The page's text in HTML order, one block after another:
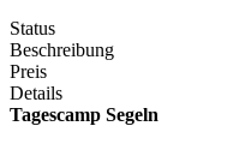
Status
Beschreibung
Preis
Details
Tagescamp Segeln